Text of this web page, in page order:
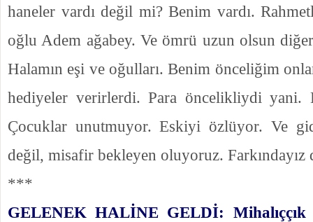
haneler vardı değil mi? Benim vardı.
oğlu Adem ağabey. Ve ömrü uzun olsun
Halamın eşi ve oğulları. Benim önceliğim
hediyeler verirlerdi. Para öncelikliydi yani.
Çocuklar unutmuyor. Eskiyi özlüyor. Ve
değil, misafir bekleyen oluyoruz. Farkındayız
***
GELENEK HALİNE GELDİ: Mihalıççık